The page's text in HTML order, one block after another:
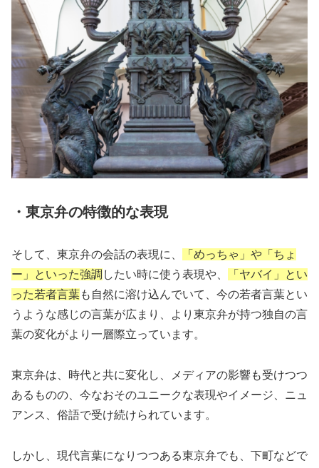
・東京弁の特徴的な表現
そして、東京弁の会話の表現に、
「めっちゃ」や「ちょ
ー」といった強調 したい時に使う表現や、
「ヤバイ」とい
った若者言葉も自然に溶け込んでいて、今の若者言葉とい
うような感じの言葉が広まり、より東京弁が持つ独自の言
葉の変化がより一層際立っています。
東京弁は、時代と共に変化し、メディアの影響も受けつつ
あるものの、今なおそのユニークな表現やイメージ、ニュ
アンス、俗語で受け続けられています。
しかし、現代言葉になりつつある東京弁でも、下町などで